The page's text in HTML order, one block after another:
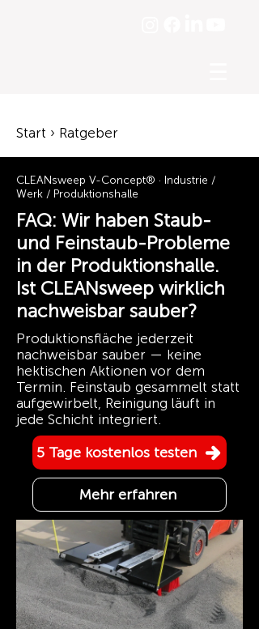
Start › Ratgeber
CLEANsweep V-Concept® · Industrie /
Werk / Produktionshalle
FAQ: Wir haben Staub-
und Feinstaub-Probleme
in der Produktionshalle.
Ist CLEANsweep wirklich
nachweisbar sauber?
Produktionsfläche jederzeit
nachweisbar sauber — keine
hektischen Aktionen vor dem
Termin. Feinstaub gesammelt statt
aufgewirbelt, Reinigung läuft in
jede Schicht integriert.
5 Tage kostenlos testen
Mehr erfahren